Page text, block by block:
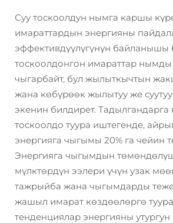
Суу тоскоолдун нымга каршы
имараттардын энергияны
эффективдүүлүгүнүн байланышы
тоскоолдонгон имараттар нымды
чыгарбайт, бул жылыткычтын
жана көбүрөөк жылытуу же
экенин билдирет. Тадылгандарга
тоскоолдо туура иштегенде,
энергияга чыгымы 20% га чейин
Энергияга чыгымдын
мүлктөрдүн ээлери үчүн узак
тажрыйба жана чыгымдарды
жашыл имарат көздөөлөргө
тенденциялар энергияны